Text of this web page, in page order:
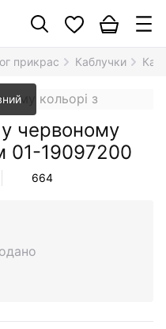
прикрас Каблучки
червоному
01-19097200
664